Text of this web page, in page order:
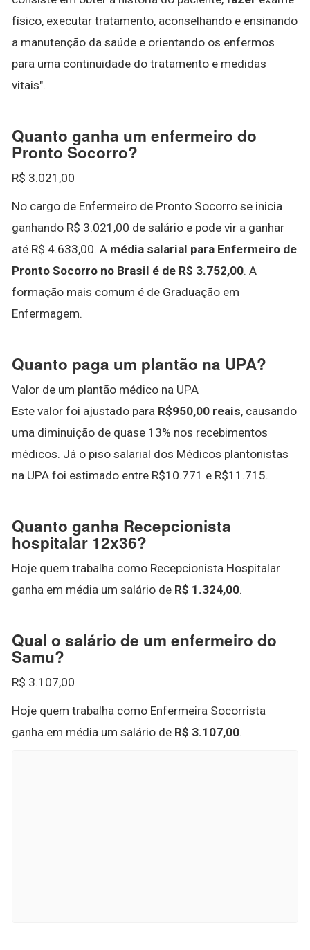
físico, executar tratamento, aconselhando e ensinando
a manutenção da saúde e orientando os enfermos
para uma continuidade do tratamento e medidas
vitais".
Quanto ganha um enfermeiro do
Pronto Socorro?
R$ 3.021,00
No cargo de Enfermeiro de Pronto Socorro se inicia
ganhando R$ 3.021,00 de salário e pode vir a ganhar
até R$ 4.633,00. A média salarial para Enfermeiro de
Pronto Socorro no Brasil é de R$ 3.752,00. A
formação mais comum é de Graduação em
Enfermagem.
Quanto paga um plantão na UPA?
Valor de um plantão médico na UPA
Este valor foi ajustado para R$950,00 reais, causando
uma diminuição de quase 13% nos recebimentos
médicos. Já o piso salarial dos Médicos plantonistas
na UPA foi estimado entre R$10.771 e R$11.715.
Quanto ganha Recepcionista
hospitalar 12x36?
Hoje quem trabalha como Recepcionista Hospitalar
ganha em média um salário de R$ 1.324,00.
Qual o salário de um enfermeiro do
Samu?
R$ 3.107,00
Hoje quem trabalha como Enfermeira Socorrista
ganha em média um salário de R$ 3.107,00.